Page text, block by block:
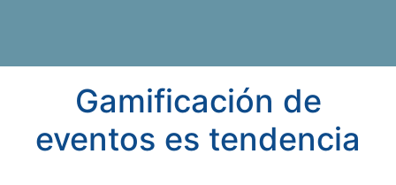
Gamificación de
eventos es tendencia